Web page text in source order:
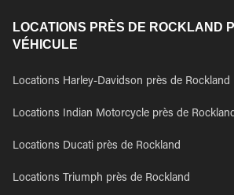
LOCATIONS PRÈS DE ROCKLAND
VÉHICULE
Locations Harley-Davidson près de Rockland
Locations Indian Motorcycle près de
Locations Ducati près de Rockland
Locations Triumph près de Rockland